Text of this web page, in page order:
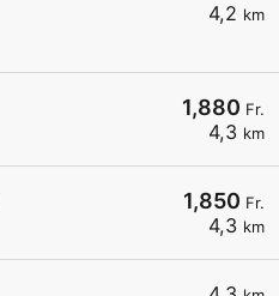
4,2 km
1,880 Fr.
4,3 km
1,850 Fr.
4,3 km